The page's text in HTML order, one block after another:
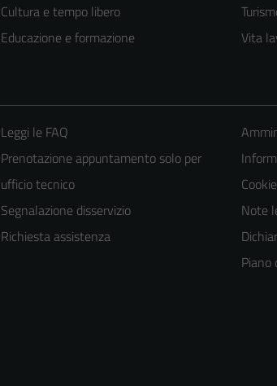
Cultura e tempo libero
Educazione e formazione
Vita
Leggi le FAQ
Prenotazione appuntamento solo per
ufficio tecnico
Segnalazione disservizio
Richiesta assistenza
Note
Piano